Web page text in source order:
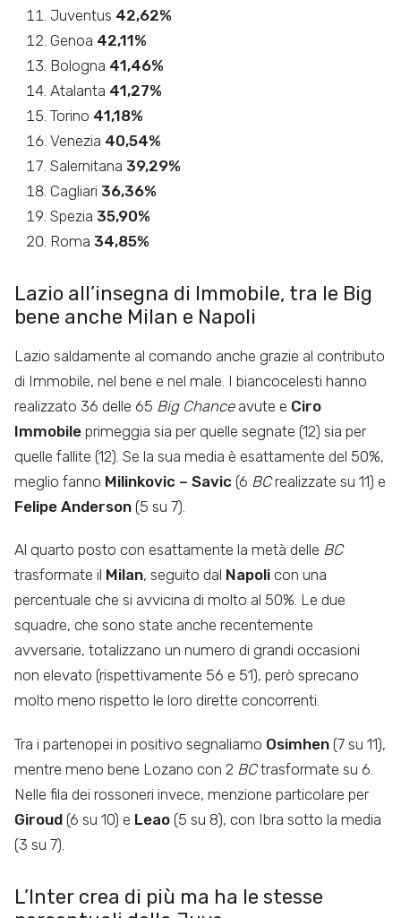
Juventus 42,62%
Genoa 42,11%
Bologna 41,46%
Atalanta 41,27%
Torino 41,18%
Venezia 40,54%
Salernitana 39,29%
Cagliari 36,36%
Spezia 35,90%
Roma 34,85%
Lazio all’insegna di Immobile, tra le Big
bene anche Milan e Napoli
Lazio saldamente al comando anche grazie al contributo
di Immobile, nel bene e nel male. I biancocelesti hanno
realizzato 36 delle 65 Big Chanceavute e Ciro
Immobile primeggia sia per quelle segnate (12) sia per
quelle fallite (12). Se la sua media è esattamente del 50%,
meglio fanno Milinkovic – Savic (6 BCrealizzate su 11) e
Felipe Anderson (5 su 7).
Al quarto posto con esattamente la metà delle BC
trasformate il Milan, seguito dal Napoli con una
percentuale che si avvicina di molto al 50%. Le due
squadre, che sono state anche recentemente
avversarie, totalizzano un numero di grandi occasioni
non elevato (rispettivamente 56 e 51), però sprecano
molto meno rispetto le loro dirette concorrenti.
Tra i partenopei in positivo segnaliamo Osimhen (7 su 11),
mentre meno bene Lozano con 2 BCtrasformate su 6.
Nelle fila dei rossoneri invece, menzione particolare per
Giroud (6 su 10) e Leao (5 su 8), con Ibra sotto la media
(3 su 7).
L’Inter crea di più ma ha le stesse